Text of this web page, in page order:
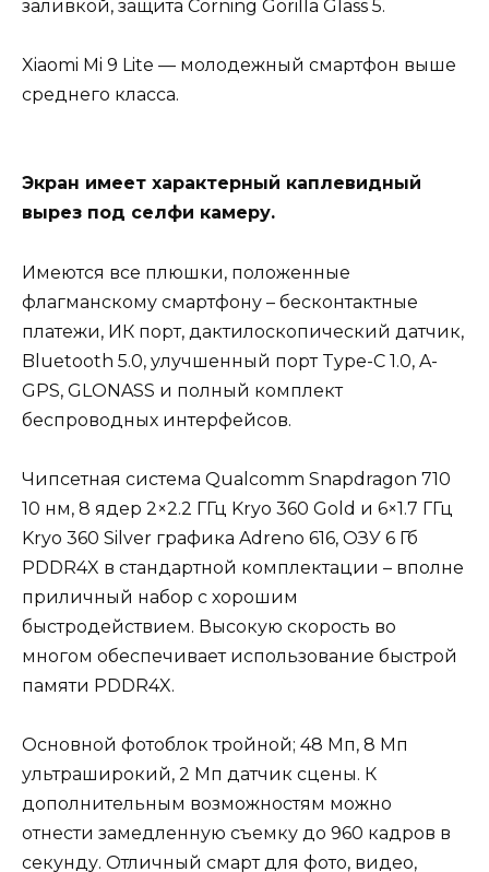
заливкой, защита Corning Gorilla Glass 5.
Xiaomi Mi 9 Lite — молодежный смартфон выше
среднего класса.
Экран имеет характерный каплевидный
вырез под селфи камеру.
Имеются все плюшки, положенные
флагманскому смартфону – бесконтактные
платежи, ИК порт, дактилоскопический датчик,
Bluetooth 5.0, улучшенный порт Type-C 1.0, A-
GPS, GLONASS и полный комплект
беспроводных интерфейсов.
Чипсетная система Qualcomm Snapdragon 710
10 нм, 8 ядер 2×2.2 ГГц Kryo 360 Gold и 6×1.7 ГГц
Kryo 360 Silver графика Adreno 616, ОЗУ 6 Гб
PDDR4X в стандартной комплектации – вполне
приличный набор с хорошим
быстродействием. Высокую скорость во
многом обеспечивает использование быстрой
памяти PDDR4X.
Основной фотоблок тройной; 48 Мп, 8 Мп
ультраширокий, 2 Мп датчик сцены. К
дополнительным возможностям можно
отнести замедленную съемку до 960 кадров в
секунду. Отличный смарт для фото, видео,